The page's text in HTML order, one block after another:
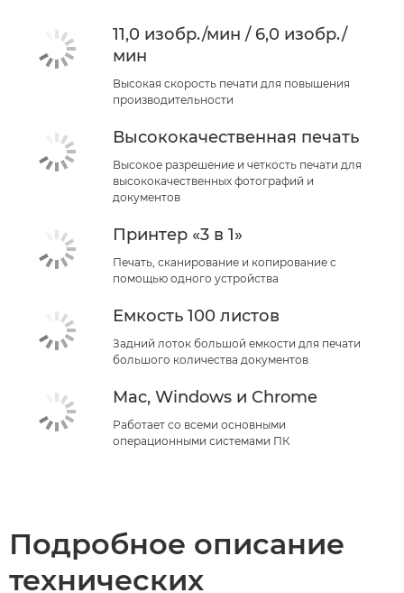
11,0 изобр./мин / 6,0 изобр./
мин
Высокая скорость печати для повышения
производительности
Высококачественная печать
Высокое разрешение и четкость печати для
высококачественных фотографий и
документов
Принтер «3 в 1»
Печать, сканирование и копирование с
помощью одного устройства
Емкость 100 листов
Задний лоток большой емкости для печати
большого количества документов
Mac, Windows и Chrome
Работает со всеми основными
операционными системами ПК
Подробное описание
технических